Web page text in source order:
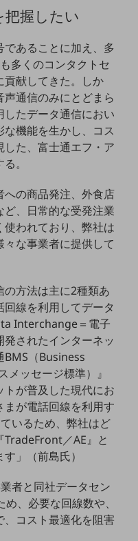
モ mini ドコモBiz かけ放題
把握したい
あることに加え、多
多くのコンタクトセ
貢献してきた。しか
通信のみにとどまら
たデータ通信におい
機能を生かし、コス
した、富士通エフ・ア
。
への商品発注、外食店
、日常的な受発注業
われており、弊社は
な事業者に提供して
方法は主に2種類あ
線を利用してデータ
Interchange＝電子
されたインターネッ
BMS（Business
ッセージ標準）』
が普及した現代にお
が電話回線を利用す
いるため、弊社はど
TradeFront／AE』と
」（前島氏）
者と同社データセン
、必要な回線数や、
コスト最適化を阻害